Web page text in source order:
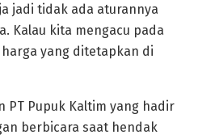
jadi tidak ada aturannya
Kalau kita mengacu pada
yang ditetapkan di
PT Pupuk Kaltim yang hadir
berbicara saat hendak